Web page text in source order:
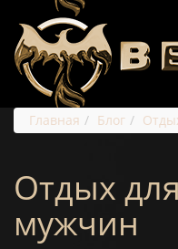
Главная Блог
Отдых
мужчин